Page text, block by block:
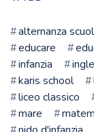
alternanza
educare
infanzia
karis school
liceo classico
mare